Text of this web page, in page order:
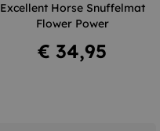
Excellent Horse Snuffelmat
Flower Power
Prijs
€ 34,95